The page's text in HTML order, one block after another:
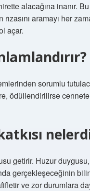
alacağına inanır.
aramayı her
açar.
sorumlu
ödüllendirilirse
getirir. Huzur
gerçekleşeceğinin
ve zor durumlara